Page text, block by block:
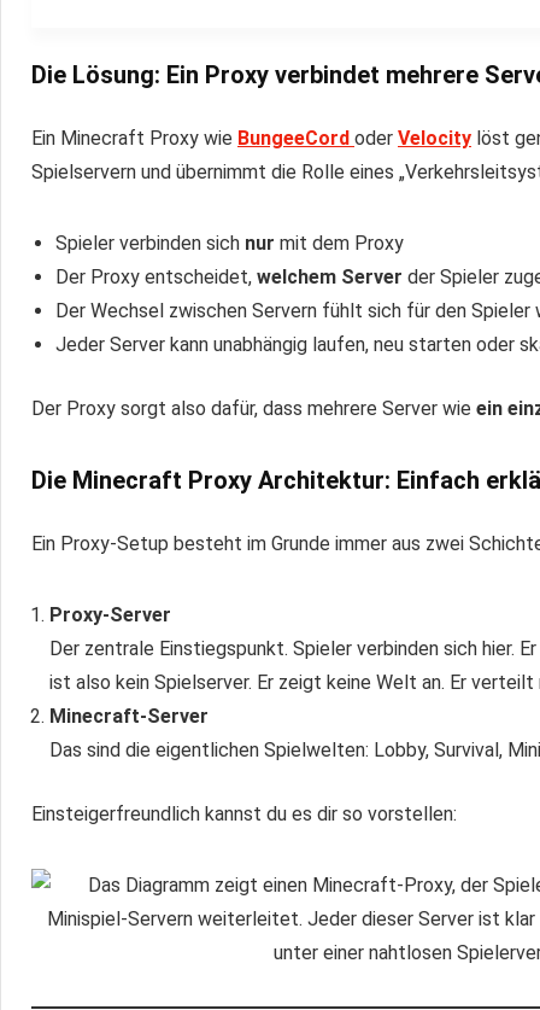
Die Lösung: Ein Proxy verbindet mehrere
Ein Minecraft Proxy wie BungeeCord oder Velocity löst
Spielservern und übernimmt die Rolle eines
Spieler verbinden sich nur mit dem Proxy
Der Proxy entscheidet, welchem Server der Spieler
Der Wechsel zwischen Servern fühlt sich für den Spieler
Jeder Server kann unabhängig laufen, neu starten oder
Der Proxy sorgt also dafür, dass mehrere Server wie ein
Die Minecraft Proxy Architektur: Einfach
Ein Proxy-Setup besteht im Grunde immer aus zwei
Proxy-Server
Der zentrale Einstiegspunkt. Spieler verbinden sich hier.
ist also kein Spielserver. Er zeigt keine Welt an. Er verteilt
Minecraft-Server
Das sind die eigentlichen Spielwelten: Lobby, Survival,
Einsteigerfreundlich kannst du es dir so vorstellen: